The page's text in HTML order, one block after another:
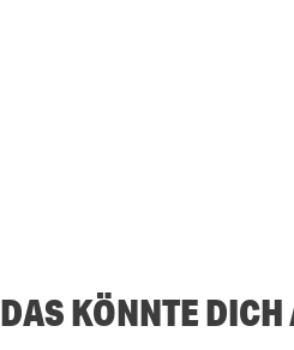
DAS KÖNNTE